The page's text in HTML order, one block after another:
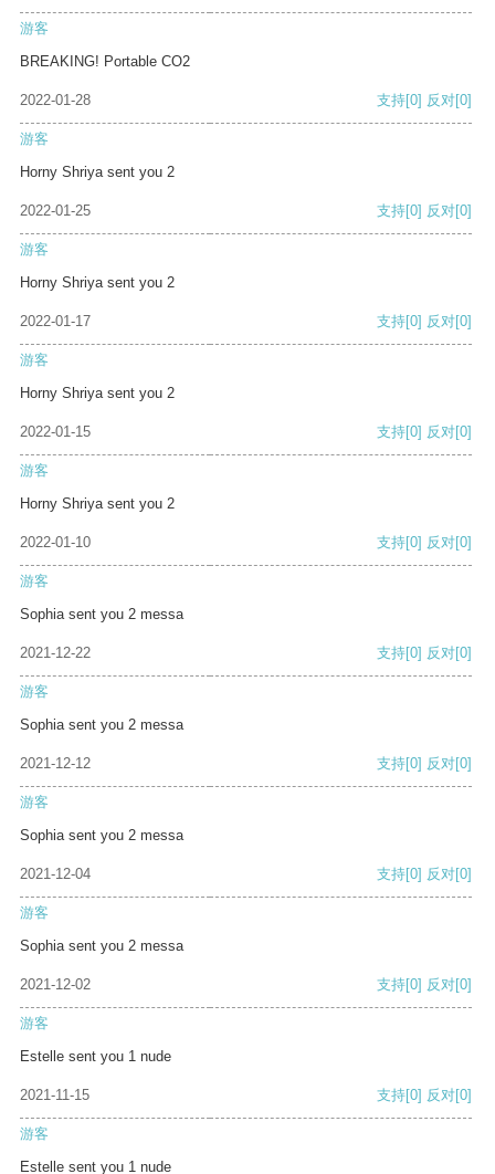
游客
BREAKING! Portable CO2
2022-01-28 支持[0] 反对[0]
游客
Horny Shriya sent you 2
2022-01-25 支持[0] 反对[0]
游客
Horny Shriya sent you 2
2022-01-17 支持[0] 反对[0]
游客
Horny Shriya sent you 2
2022-01-15 支持[0] 反对[0]
游客
Horny Shriya sent you 2
2022-01-10 支持[0] 反对[0]
游客
Sophia sent you 2 messa
2021-12-22 支持[0] 反对[0]
游客
Sophia sent you 2 messa
2021-12-12 支持[0] 反对[0]
游客
Sophia sent you 2 messa
2021-12-04 支持[0] 反对[0]
游客
Sophia sent you 2 messa
2021-12-02 支持[0] 反对[0]
游客
Estelle sent you 1 nude
2021-11-15 支持[0] 反对[0]
游客
Estelle sent you 1 nude